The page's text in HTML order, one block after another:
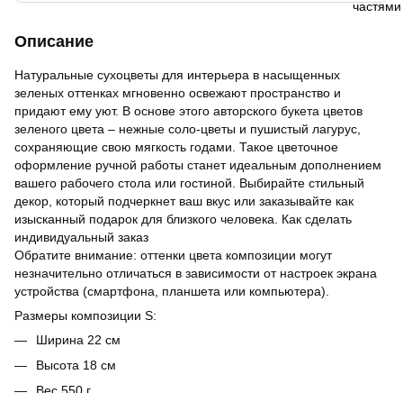
Описание
Натуральные сухоцветы для интерьера в насыщенных
зеленых оттенках мгновенно освежают пространство и
придают ему уют. В основе этого авторского букета цветов
зеленого цвета – нежные соло-цветы и пушистый лагурус,
сохраняющие свою мягкость годами. Такое цветочное
оформление ручной работы станет идеальным дополнением
вашего рабочего стола или гостиной. Выбирайте стильный
декор, который подчеркнет ваш вкус или заказывайте как
изысканный подарок для близкого человека. Как сделать
индивидуальный заказ
Обратите внимание: оттенки цвета композиции могут
незначительно отличаться в зависимости от настроек экрана
устройства (смартфона, планшета или компьютера).
Размеры композиции S:
Ширина 22 см
Высота 18 см